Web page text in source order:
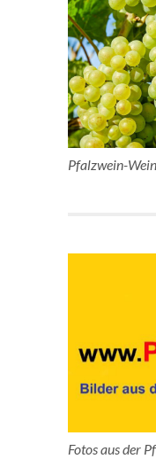
Pfalzwein-
Fotos aus der